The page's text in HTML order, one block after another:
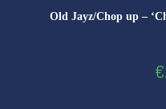
Old Jayz/Chop up –
€